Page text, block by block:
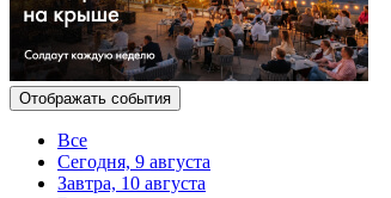
Отображать события
Все
Сегодня, 9 августа
Завтра, 10 августа